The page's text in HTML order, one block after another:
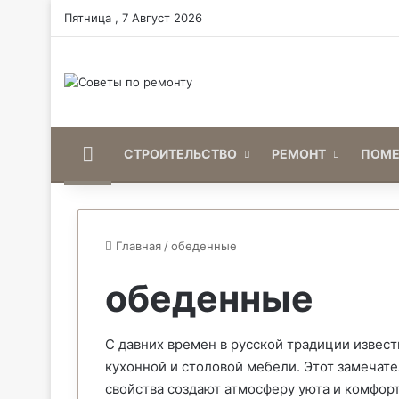
Пятница , 7 Август 2026
HomeСТРОИТЕЛЬСТВО РЕМОНТ
Главная /обеденные
обеденные
С давних времен в русской традиции
кухонной и столовой мебели. Этот
свойства создают атмосферу уюта и